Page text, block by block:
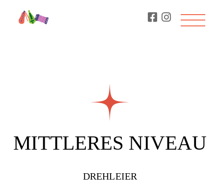
MITTLERES NIVEAU
DREHLEIER